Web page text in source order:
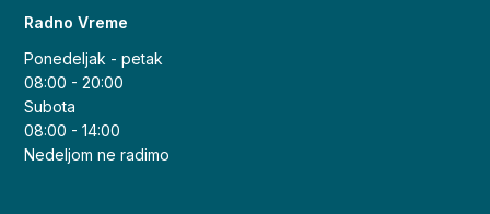
Radno Vreme
Ponedeljak - petak
08:00 - 20:00
Subota
08:00 - 14:00
Nedeljom ne radimo